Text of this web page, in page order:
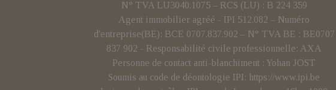
N° TVA LU3040.1075 – RCS (LU) : B 224 359
Agent immobilier agréé - IPI 512.082 – Numéro
d'entreprise(BE): BCE 0707.837.902 – N° TVA BE : BE0707
837 902 - Responsabilité civile professionnelle: AXA
Personne de contact anti-blanchiment : Yohan JOST
Soumis au code de déontologie IPI: https://www.ipi.be